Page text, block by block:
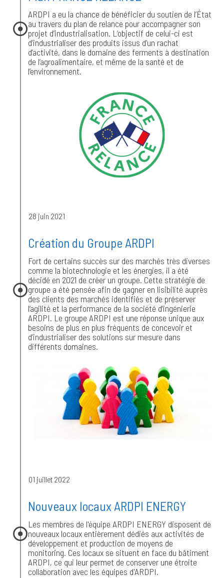
ARDPI a eu la chance de bénéficier du soutien de l’État
au travers du plan de relance pour accompagner son
projet d’industrialisation. L’objectif de celui-ci est
d’industrialiser des produits issus d’un rachat
d’activité, dans le domaine des ferments à destination
de l’agroalimentaire, et même de la santé et de
l’environnement.
28 juin 2021
Création du Groupe ARDPI
Fort de certains succès sur des marchés très diverses
comme la biotechnologie et les énergies, il a été
décidé en 2021 de créer un groupe. Cette stratégie de
groupe a été pensée afin de gagner en lisibilité auprès
des clients des marchés identifiés et de préserver
l’agilité et la performance de la société d’ingénierie
ARDPI. Le groupe ARDPI est une réponse unique aux
besoins de plus en plus fréquents de concevoir et
d’industrialiser des solutions sur mesure dans
différents domaines.
01 juillet 2022
Nouveaux locaux ARDPI ENERGY
Les membres de l'équipe ARDPI ENERGY disposent de
nouveaux locaux entièrement dédiés aux activités de
développement et production de moyens de
monitoring. Ces locaux se situent en face du bâtiment
ARDPI, ce qui leur permet de conserver une étroite
collaboration avec les équipes d'ARDPI.